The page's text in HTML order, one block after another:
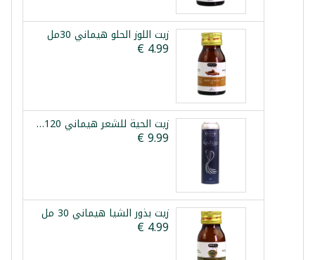
زيت اللوز الحلو هيماني 30مل
زيت الحية للشعر هيماني 120مل
زيت بذور الشيا هيماني 30 مل